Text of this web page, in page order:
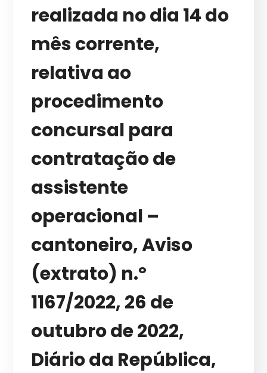
realizada no dia 14 do
mês corrente,
relativa ao
procedimento
concursal para
contratação de
assistente
operacional –
cantoneiro, Aviso
(extrato) n.º
1167/2022, 26 de
outubro de 2022,
Diário da República,